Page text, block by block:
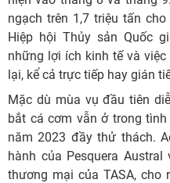
ngạch trên 1,7 triệu tấn
Hiệp hội Thủy sản Quốc
những lợi ích kinh tế và
lại, kể cả trực tiếp hay gián
Mặc dù mùa vụ đầu tiên
bắt cá cơm vẫn ở trong
năm 2023 đầy thử thách.
hành của Pesquera Austral
thương mại của TASA, cho